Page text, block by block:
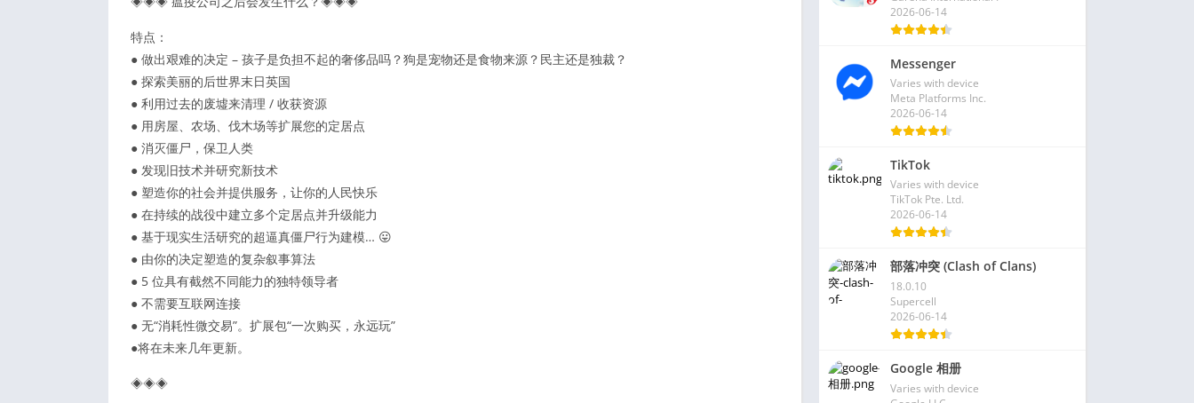
特点：
● 做出艰难的决定 – 孩子是负担不起的奢侈品吗？狗是宠物还是食物来源？民主还是独裁？
● 探索美丽的后世界末日英国
● 利用过去的废墟来清理 / 收获资源
● 用房屋、农场、伐木场等扩展您的定居点
● 消灭僵尸，保卫人类
● 发现旧技术并研究新技术
● 塑造你的社会并提供服务，让你的人民快乐
● 在持续的战役中建立多个定居点并升级能力
● 基于现实生活研究的超逼真僵尸行为建模… 😛
● 由你的决定塑造的复杂叙事算法
● 5 位具有截然不同能力的独特领导者
● 不需要互联网连接
● 无“消耗性微交易”。扩展包“一次购买，永远玩”
●将在未来几年更新。
◈◈◈
2026-06-14
Messenger
Varies with device
Meta Platforms Inc.
2026-06-14
TikTok
Varies with device
TikTok Pte. Ltd.
2026-06-14
部落冲突 (Clash of Clans)
18.0.10
Supercell
2026-06-14
Google 相册
Varies with device